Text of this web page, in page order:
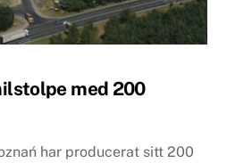
med 200
har producerat sitt 200